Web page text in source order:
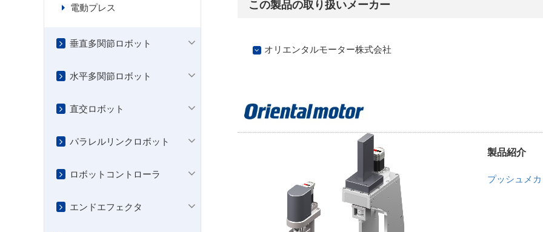
この製品の取り扱いメーカー
オリエンタルモーター株式会社
製品紹介
プッシュメカ
電動プレス
垂直多関節ロボット
水平多関節ロボット
直交ロボット
パラレルリンクロボット
ロボットコントローラ
エンドエフェクタ